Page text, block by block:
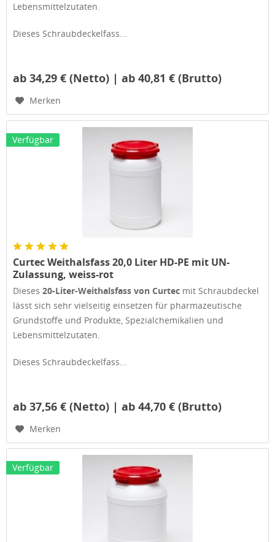
Lebensmittelzutaten.
Dieses Schraubdeckelfass...
ab 34,29 € (Netto) | ab 40,81 € (Brutto)
Merken
Verfügbar
Curtec Weithalsfass 20,0 Liter HD-PE mit UN-
Zulassung, weiss-rot
Dieses20-Liter-Weithalsfass von Curtec mit Schraubdeckel
lässt sich sehr vielseitig einsetzen für pharmazeutische
Grundstoffe und Produkte, Spezialchemikalien und
Lebensmittelzutaten.
Dieses Schraubdeckelfass...
ab 37,56 € (Netto) | ab 44,70 € (Brutto)
Merken
Verfügbar